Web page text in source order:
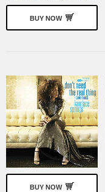
BUY NOW
BUY NOW